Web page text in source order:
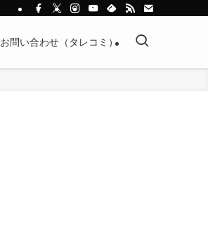
お問い合わせ（タレコミ）